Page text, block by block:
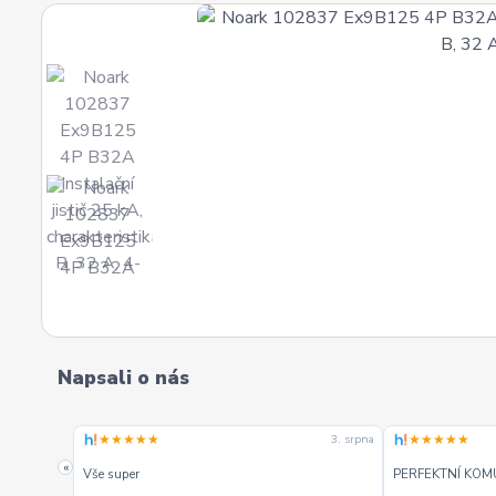
Napsali o nás
«
★★★★★ 3. srpna
Vše super
★★★★★
PERFEKTNÍ